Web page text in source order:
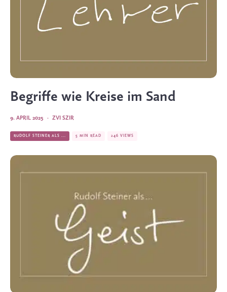
Begriffe wie Kreise im Sand
ZVI SZIR
·
9. APRIL 2025
RUDOLF STEINER ALS ... 5 MIN READ 246 VIEWS